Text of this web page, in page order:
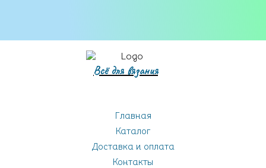
Всё для вязания
Главная
Каталог
Доставка и оплата
Контакты